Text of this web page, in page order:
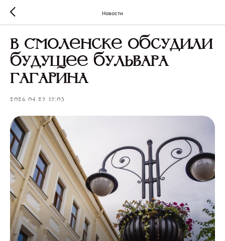
Новости
В Смоленске обсудили
будущее бульвара
Гагарина
2026-04-27 17:05